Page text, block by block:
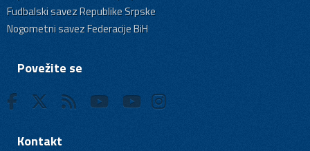
Fudbalski savez Republike Srpske
Nogometni savez Federacije BiH
Povežite se
Kontakt